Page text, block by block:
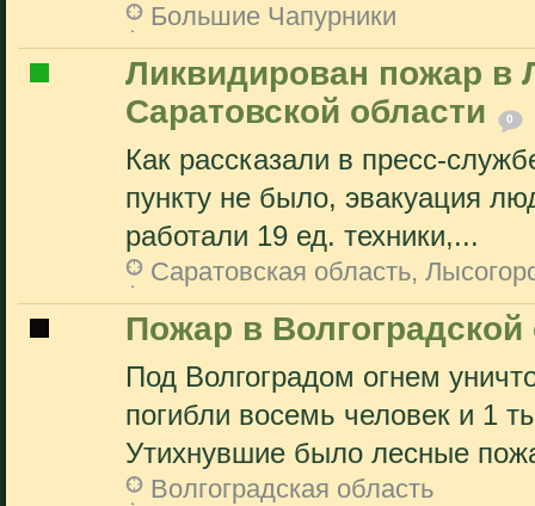
Большие Чапурники
Ликвидирован пожар в
Саратовской области
0
Как рассказали в пресс-
пункту не было, эвакуация
работали 19 ед. техники,...
Саратовская область,
Пожар в
Под Волгоградом огнем
погибли восемь человек и 1
Утихнувшие было лесные
Волгоградская область